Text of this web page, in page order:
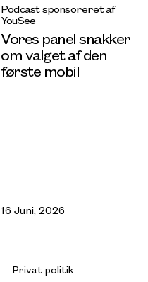
Podcast sponsoreret af
YouSee
Vores panel snakker
om valget af den
første mobil
16 Juni, 2026
Privat politik